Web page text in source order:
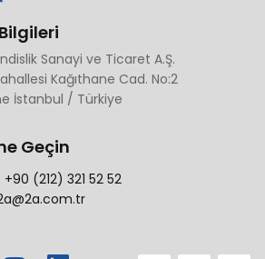
Sanayi ve Ticaret A.Ş.
Kağıthane Cad. No:2
İstanbul / Türkiye
Geçin
+90 (212) 321 52 52